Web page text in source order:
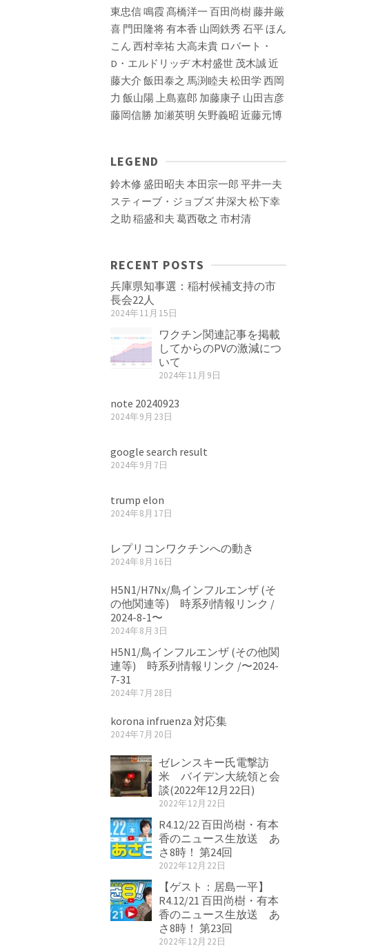
東忠信鳴霞 髙橋洋一 百田尚樹藤井厳
喜 門田隆将有本香 山岡鉄秀 石平 ほん
こん 西村幸祐 大高未貴 ロバート・
D・エルドリッヂ木村盛世 茂木誠近
藤大介 飯田泰之 馬渕睦夫 松田学 西岡
力 飯山陽上島嘉郎 加藤康子 山田吉彦
藤岡信勝 加瀬英明 矢野義昭 近藤元博
LEGEND
鈴木修 盛田昭夫 本田宗一郎 平井一夫
スティーブ・ジョブズ井深大 松下幸
之助 稲盛和夫 葛西敬之 市村清
RECENT POSTS
兵庫県知事選：稲村候補支持の市
長会22人
2024年11月15日
ワクチン関連記事を掲載
してからのPVの激減につ
いて
2024年11月9日
note 20240923
2024年9月23日
google search result
2024年9月7日
trump elon
2024年8月17日
レプリコンワクチンへの動き
2024年8月16日
H5N1/H7Nx/鳥インフルエンザ (そ
の他関連等) 時系列情報リンク /
2024-8-1〜
2024年8月3日
H5N1/鳥インフルエンザ (その他関
連等) 時系列情報リンク /〜2024-
7-31
2024年7月28日
korona infruenza 対応集
2024年7月20日
ゼレンスキー氏電撃訪
米 バイデン大統領と会
談(2022年12月22日)
2022年12月22日
R4.12/22 百田尚樹・有本
香のニュース生放送 あ
さ8時！ 第24回
2022年12月22日
【ゲスト：居島一平】
R4.12/21 百田尚樹・有本
香のニュース生放送 あ
さ8時！ 第23回
2022年12月22日